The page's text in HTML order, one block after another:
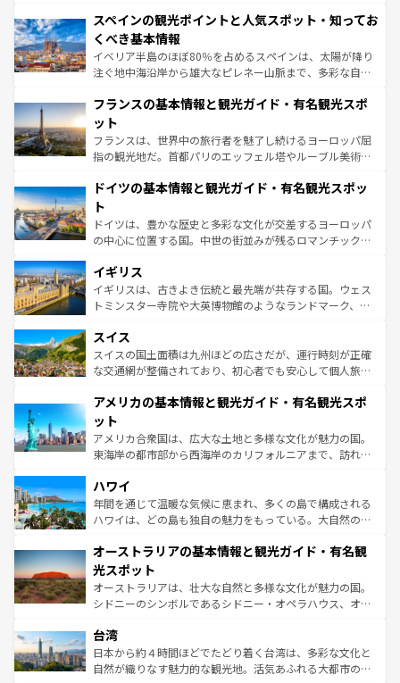
ろん、トスカーナの美しい田園風景やアマルフィ海岸の絶
景など、自然景観も見逃せない。観光の合間には、本場の
ピザやパスタなど、絶品のイタリア料理を堪能することも
できる。朝目覚めてから夜眠るまで、すべての瞬間を楽し
なお、新着のイタリア情報はコンテンツ一覧を参照してほ
しい。
スペインの観光ポイントと人気スポット・知ってお
くべき基本情報
イベリア半島のほぼ80％を占めるスペインは、太陽が降り
注ぐ地中海沿岸から雄大なピレネー山脈まで、多彩な自然
文化が根付くこの国では、情熱的なフラメンコ、熱気あふ
れる闘牛、そして美味しいタパスが生活の一部となってい
る。首都マドリードの洗練された雰囲気や、バルセロナの
アートに溢れた街角から、地方では古代ローマ遺跡や中世
せる。地方によって風土や気候が異なるスペインはその個
ンテンツ一覧 を参照してほしい。
フランスの基本情報と観光ガイド・有名観光スポ
ット
フランスは、世界中の旅行者を魅了し続けるヨーロッパ屈
指の観光地だ。首都パリのエッフェル塔やルーブル美術館
で、幅広い魅力が詰まっている。華麗な宮殿、歴史的な大
聖堂、美しいビーチ、そして豊かな自然が、訪れる者を心
から魅了する。また、フランスは美食の国としても知ら
れ、フランス料理はユネスコ無形文化遺産にも登録されて
香り高いラベンダー畑など、多彩な楽しみ方が可能だ。さ
らに、パリ以外の地域にも魅力が溢れており、どの街角に
も豊かな歴史と文化が息づいている。パリ以外の個性あふ
を参照してほしい。
ドイツの基本情報と観光ガイド・有名観光スポッ
ト
ドイツは、豊かな歴史と多彩な文化が交差するヨーロッパ
の中心に位置する国。中世の街並みが残るロマンチック街
顔を持つこの国は、どこを歩いても飽きることがない。ベ
ルリンの文化的活気、バイエルン州のアルプスの絶景、そ
してライン川沿いのワイン畑といった風景は必見。ビール
は、お酒好きな人にはぜひ体験してほしい。 なお、新着の
ドイツ情報はコンテンツ一覧を参照してほしい。
イギリス
イギリスは、古きよき伝統と最先端が共存する国。ウェス
トミンスター寺院や大英博物館のようなランドマーク、歴
リアごとに異なる魅力がある。また、優雅なアフタヌーン
ティー、ビール好きにはたまらない英国パブ、サッカー観
戦など、本場だからこそできる体験も豊富。イギリスを旅
ンツ一覧を参照してほしい。
スイス
スイスの国土面積は九州ほどの広さだが、運行時刻が正確
な交通網が整備されており、初心者でも安心して個人旅行
の建物がそのまま残る町や、スイスならではのユニークな
博物館もあり、アルプス観光だけでなく町歩きも満喫する
ことができる。国民の所得が高いため物価も高いが、旅行
者向けの交通パス提供のサービスもあり、うまく活用すれ
着のスイス情報は
アメリカの基本情報と観光ガイド・有名観光スポ
ット
アメリカ合衆国は、広大な土地と多様な文化が魅力の国。
東海岸の都市部から西海岸のカリフォルニアまで、訪れる
のような巨大都市は、観光、ショッピング、エンターテイ
ンメントが詰まった刺激的なスポットだ。一方、アメリカ
西部には大自然が広がり、グランドキャニオンやイエロー
部のニューオーリンズでは、音楽と美食が融合した独特の
文化が魅力。旅行者はアメリカの各地域で異なる魅力を楽
しみながら、その多様性と豊かな歴史を感じることができ
るだろう。車でのロードトリップや列車の旅も、アメリカ
情報は
ハワイ
年間を通じて温暖な気候に恵まれ、多くの島で構成される
ハワイは、どの島も独自の魅力をもっている。大自然の神
ワイ島は見逃せない。また、定番の観光地といえばオアフ
島だが、静かな自然を求めるならマウイ島やカウアイ島が
おすすめ。エメラルドグリーンに輝く海をはじめ、豊かな
文化や歴史が息づいている。「アロハスピリット」と呼ば
人々、おいしいローカルフードやハワイアンミュージッ
ク、伝統的なフラダンスなど、すべてがハワイの魅力を彩
っている。訪れるたびに新しい発見と感動が待っているハ
オーストラリアの基本情報と観光ガイド・有名観
光スポット
オーストラリアは、壮大な自然と多様な文化が魅力の国。
シドニーのシンボルであるシドニー・オペラハウス、オー
リアリーフや大陸中央部にそびえるウルル（エアーズロッ
ク）、タスマニアの美しい原生林やケアンズの熱帯雨林な
ど、見どころがたくさん。また、カフェやワイン、オージ
台湾
日本から約４時間ほどでたどり着く台湾は、多彩な文化と
自然が織りなす魅力的な観光地。活気あふれる大都市の台